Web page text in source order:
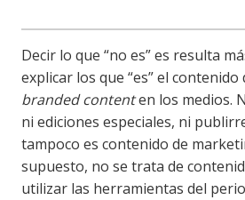
Decir lo que “no es” es resulta
explicar los que “es” el contenido
branded contenten los medios.
ni ediciones especiales, ni
tampoco es contenido de
supuesto, no se trata de
utilizar las herramientas del